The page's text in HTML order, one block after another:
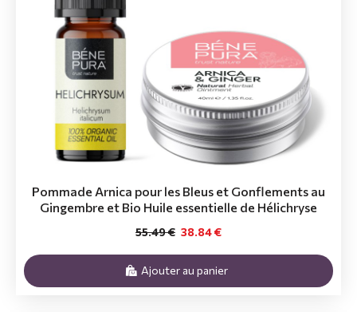
Pommade Arnica pour les Bleus et Gonflements au
Gingembre et Bio Huile essentielle de Hélichryse
38.84 €
55.49 €
Ajouter au panier